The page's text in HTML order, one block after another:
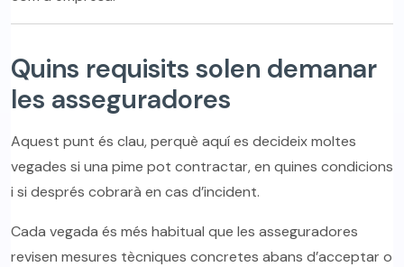
Quins requisits solen demanar
les asseguradores
Aquest punt és clau, perquè aquí es decideix moltes
vegades si una pime pot contractar, en quines condicions
i si després cobrarà en cas d’incident.
Cada vegada és més habitual que les asseguradores
revisen mesures tècniques concretes abans d’acceptar o